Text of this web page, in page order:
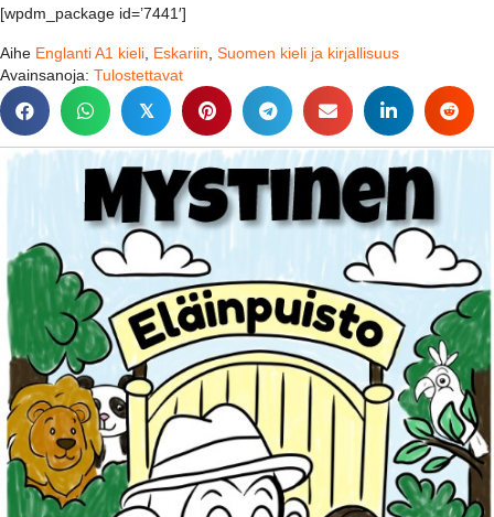
[wpdm_package id=’7441′]
Aihe Englanti A1 kieli Eskariin Suomen kieli ja kirjallisuus
Avainsanoja: Tulostettavat
𝕏